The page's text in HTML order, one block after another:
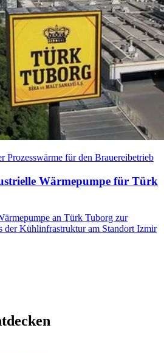
Prozesswärme für den Brauereibetrieb
Wärmepumpe für Türk
an Türk Tuborg zur
der Kühlinfrastruktur am Standort Izmir